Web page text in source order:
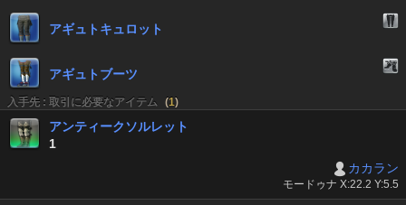
アギュトキュロット
アギュトブーツ
入手先 : 取引に必要なアイテム (1)
アンティークソルレット
1
カカラン
モードゥナ X:22.2 Y:5.5